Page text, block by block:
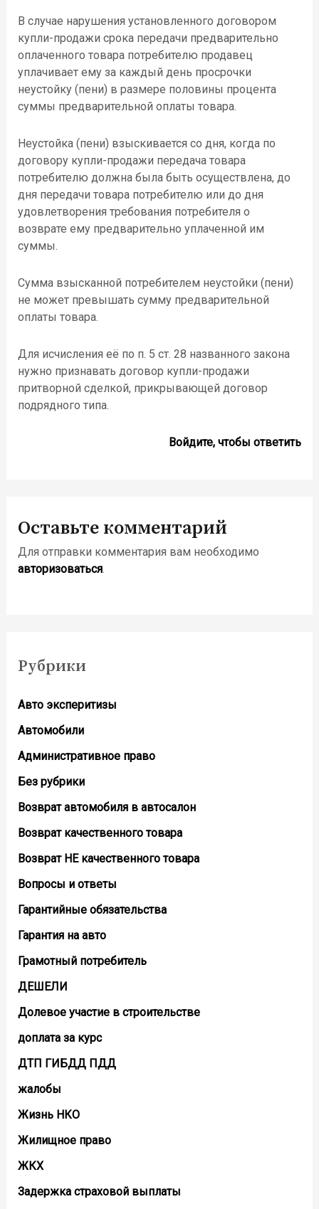
В случае нарушения установленного договором
купли-продажи срока передачи предварительно
оплаченного товара потребителю продавец
уплачивает ему за каждый день просрочки
неустойку (пени) в размере половины процента
суммы предварительной оплаты товара.
Неустойка (пени) взыскивается со дня, когда по
договору купли-продажи передача товара
потребителю должна была быть осуществлена, до
дня передачи товара потребителю или до дня
удовлетворения требования потребителя о
возврате ему предварительно уплаченной им
суммы.
Сумма взысканной потребителем неустойки (пени)
не может превышать сумму предварительной
оплаты товара.
Для исчисления её по п. 5 ст. 28 названного закона
нужно признавать договор купли-продажи
притворной сделкой, прикрывающей договор
подрядного типа.
Войдите, чтобы ответить
Оставьте комментарий
Для отправки комментария вам необходимо
авторизоваться.
Рубрики
Авто эксперитизы
Автомобили
Административное право
Без рубрики
Возврат автомобиля в автосалон
Возврат кaчественного товара
Возврат НЕ качественного товара
Вопросы и ответы
Гарантийные обязательства
Гарантия на авто
Грамотный потребитель
ДЕШЕЛИ
Долевое участие в строительстве
доплата за курс
ДТП ГИБДД ПДД
жалобы
Жизнь НКО
Жилищное право
ЖКХ
Задержка страховой выплаты